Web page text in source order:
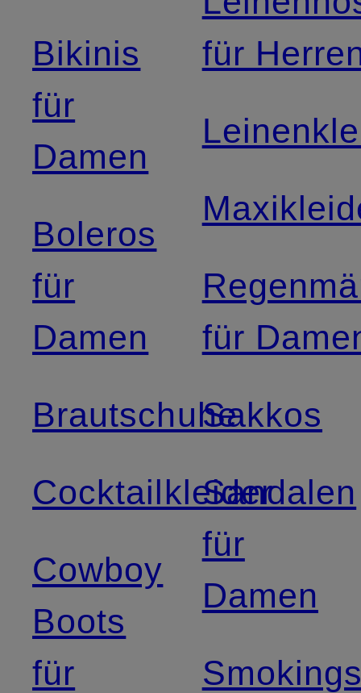
Bikinis
für
Damen
Boleros
für
Damen
Brautschuhe
Cocktailkleider
Cowboy
Boots
für
für
für
Sakkos
Sandalen
für
Damen